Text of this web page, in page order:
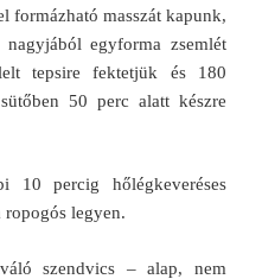
formázható masszát kapunk,
egyforma zsemlét
tepsire fektetjük és 180
50 perc alatt készre
10 percig hőlégkeveréses
legyen.
szendvics – alap, nem